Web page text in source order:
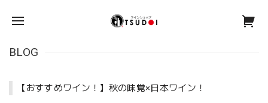
BLOG
【おすすめワイン！】秋の味覚×日本ワイン！